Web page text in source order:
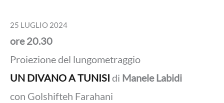
25 LUGLIO 2024
ore 20.30
Proiezione del lungometraggio
UN DIVANO A TUNISI di Manele Labidi
con Golshifteh Farahani